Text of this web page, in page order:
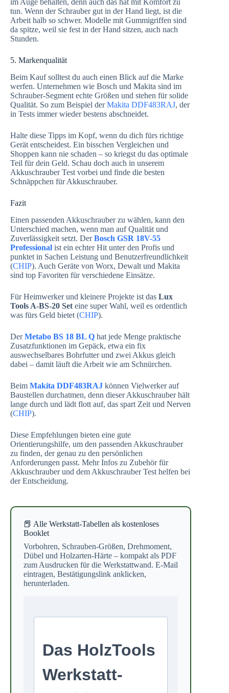
im Auge behalten, denn auch das hat mit Komfort zu
tun. Wenn der Schrauber gut in der Hand liegt, ist die
Arbeit halb so schwer. Modelle mit Gummigriffen sind
da spitze, weil sie fest in der Hand sitzen, auch nach
Stunden.
5. Markenqualität
Beim Kauf solltest du auch einen Blick auf die Marke
werfen. Unternehmen wie Bosch und Makita sind im
Schrauber-Segment echte Größen und stehen für solide
Qualität. So zum Beispiel derMakita DDF483RAJ, der
in Tests immer wieder bestens abschneidet.
Halte diese Tipps im Kopf, wenn du dich fürs richtige
Gerät entscheidest. Ein bisschen Vergleichen und
Shoppen kann nie schaden – so kriegst du das optimale
Teil für dein Geld. Schau doch auch in unserem
Akkuschrauber Test vorbei und finde die besten
Schnäppchen für Akkuschrauber.
Fazit
Einen passenden Akkuschrauber zu wählen, kann den
Unterschied machen, wenn man auf Qualität und
Zuverlässigkeit setzt. DerBosch GSR 18V-55
Professional ist ein echter Hit unter den Profis und
punktet in Sachen Leistung und Benutzerfreundlichkeit
(CHIP). Auch Geräte von Worx, Dewalt und Makita
sind top Favoriten für verschiedene Einsätze.
Für Heimwerker und kleinere Projekte ist das Lux
Tools A-BS-20 Set eine super Wahl, weil es ordentlich
was fürs Geld bietet (CHIP).
DerMetabo BS 18 BL Q hat jede Menge praktische
Zusatzfunktionen im Gepäck, etwa ein fix
auswechselbares Bohrfutter und zwei Akkus gleich
dabei – damit läuft die Arbeit wie am Schnürchen.
Beim Makita DDF483RAJ können Vielwerker auf
Baustellen durchatmen, denn dieser Akkuschrauber hält
lange durch und lädt flott auf, das spart Zeit und Nerven
(CHIP).
Diese Empfehlungen bieten eine gute
Orientierungshilfe, um den passenden Akkuschrauber
zu finden, der genau zu den persönlichen
Anforderungen passt. Mehr Infos zu Zubehör für
Akkuschrauber und dem Akkuschrauber Test helfen bei
der Entscheidung.
📕 Alle Werkstatt-Tabellen als kostenloses
Booklet
Vorbohren, Schrauben-Größen, Drehmoment,
Dübel und Holzarten-Härte – kompakt als PDF
zum Ausdrucken für die Werkstattwand. E-Mail
eintragen, Bestätigungslink anklicken,
herunterladen.